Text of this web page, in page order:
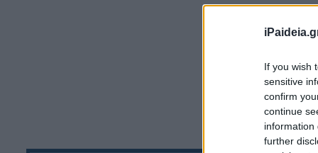
If you wish
sensitive
confirm
continue
information
further